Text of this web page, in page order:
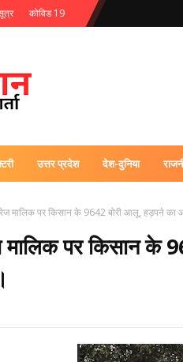
कोविड 19
उत्तर प्रदेश देश-दुनिया
मालिक पर किसान के 9642 बोरी आलू, हड़पने का
मालिक पर किसान